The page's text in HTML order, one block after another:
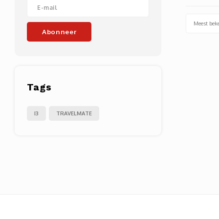
Abonneer
Tags
I3 TRAVELMATE
Meest